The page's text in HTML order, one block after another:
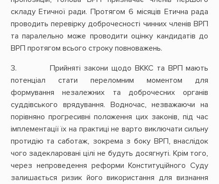
складу Етичної ради. Протягом 6 місяців Етична рада
проводить перевірку доброчесності чинних членів ВРП
та паралельно може проводити оцінку кандидатів до
ВРП протягом всього строку повноважень.
3. Прийняті закони щодо ВККС та ВРП мають
потенціал стати переломним моментом для
формування незалежних та доброчесних органів
суддівського врядування. Водночас, незважаючи на
порівняно прогресивні положення цих законів, під час
імплементації їх на практиці не варто виключати сильну
протидію та саботаж, зокрема з боку ВРП, внаслідок
чого задекларовані цілі не будуть досягнуті. Крім того,
через непроведення реформи Конституційного Суду
залишається ризик його використання для визнання